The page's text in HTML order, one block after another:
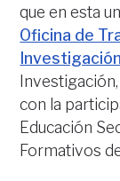
que en esta
Oficina de
Investigación
con la
Educación
Formativos